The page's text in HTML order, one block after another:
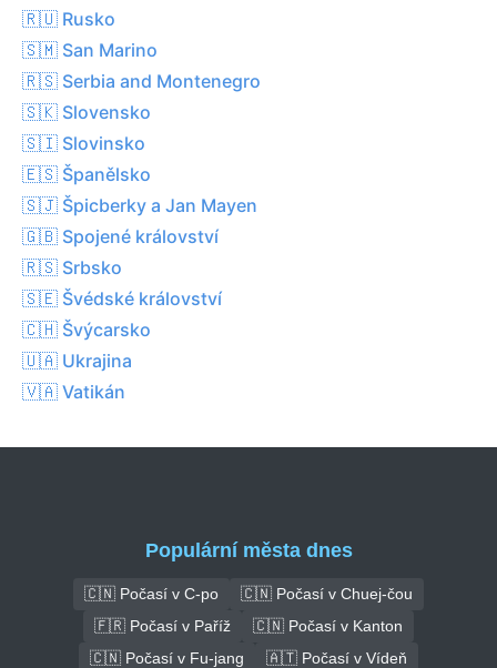
🇷🇺 Rusko
🇸🇲 San Marino
🇷🇸 Serbia and Montenegro
🇸🇰 Slovensko
🇸🇮 Slovinsko
🇪🇸 Španělsko
🇸🇯 Špicberky a Jan Mayen
🇬🇧 Spojené království
🇷🇸 Srbsko
🇸🇪 Švédské království
🇨🇭 Švýcarsko
🇺🇦 Ukrajina
🇻🇦 Vatikán
Populární města dnes
🇨🇳 Počasí v C-po
🇨🇳 Počasí v Chuej-čou
🇫🇷 Počasí v Paříž
🇨🇳 Počasí v Kanton
🇨🇳 Počasí v Fu-jang
🇦🇹 Počasí v Vídeň